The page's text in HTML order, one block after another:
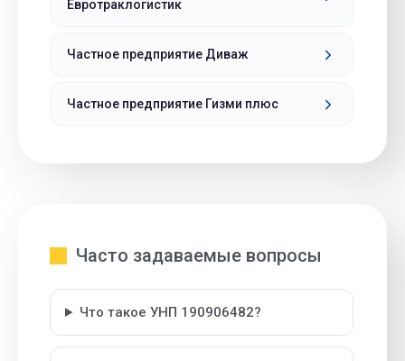
Евротраклогистик
Частное предприятие Диваж
Частное предприятие Гизми плюс
Часто задаваемые вопросы
Что такое УНП 190906482?